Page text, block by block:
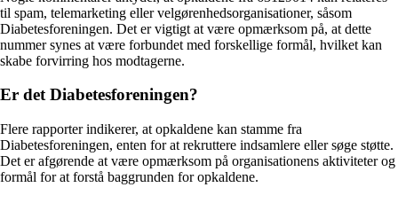
til spam, telemarketing eller velgørenhedsorganisationer, såsom
Diabetesforeningen. Det er vigtigt at være opmærksom på, at dette
nummer synes at være forbundet med forskellige formål, hvilket kan
skabe forvirring hos modtagerne.
Er det Diabetesforeningen?
Flere rapporter indikerer, at opkaldene kan stamme fra
Diabetesforeningen, enten for at rekruttere indsamlere eller søge støtte.
Det er afgørende at være opmærksom på organisationens aktiviteter og
formål for at forstå baggrunden for opkaldene.